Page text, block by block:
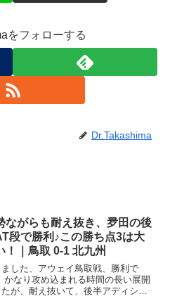
をフォローする
Dr.Takashima
ながらも耐え抜き、夛田の後
段で勝利♪この勝ち点3は大
！｜鳥取 0-1 北九州
した、アウェイ鳥取戦、勝利で
かなり攻め込まれる時間の長い展開
が、耐え抜いて、後半アディショ